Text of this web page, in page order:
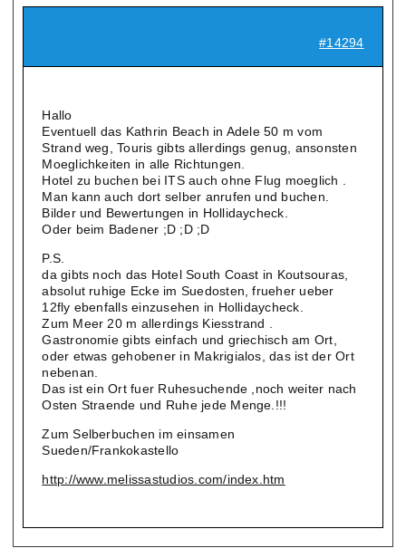
#14294
Hallo
Eventuell das Kathrin Beach in Adele 50 m vom
Strand weg, Touris gibts allerdings genug, ansonsten
Moeglichkeiten in alle Richtungen.
Hotel zu buchen bei ITS auch ohne Flug moeglich .
Man kann auch dort selber anrufen und buchen.
Bilder und Bewertungen in Hollidaycheck.
Oder beim Badener ;D ;D ;D
P.S.
da gibts noch das Hotel South Coast in Koutsouras,
absolut ruhige Ecke im Suedosten, frueher ueber
12fly ebenfalls einzusehen in Hollidaycheck.
Zum Meer 20 m allerdings Kiesstrand .
Gastronomie gibts einfach und griechisch am Ort,
oder etwas gehobener in Makrigialos, das ist der Ort
nebenan.
Das ist ein Ort fuer Ruhesuchende ,noch weiter nach
Osten Straende und Ruhe jede Menge.!!!
Zum Selberbuchen im einsamen
Sueden/Frankokastello
http://www.melissastudios.com/index.htm